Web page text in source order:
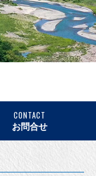
CONTACT
お問合せ